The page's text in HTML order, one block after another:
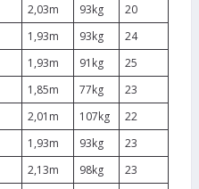
2,03m 93kg
20
1,93m 93kg
24
1,93m 91kg
25
1,85m 77kg
23
2,01m 107kg
22
1,93m 93kg
23
2,13m 98kg
23